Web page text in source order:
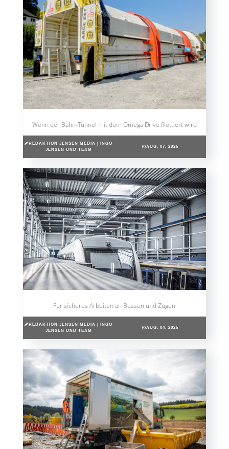
Wenn der Bahn-Tunnel mit dem Omega Drive filettiert wird
REDAKTION JENSEN MEDIA | INGO
JENSEN UND TEAM
AUG. 07, 2026
Für sicheres Arbeiten an Bussen und Zügen
REDAKTION JENSEN MEDIA | INGO
JENSEN UND TEAM
AUG. 04, 2026